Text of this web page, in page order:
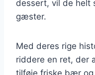
dessert, vil de helt
gæster.
Med deres rige
riddere en ret, der
tilføje friske bær og